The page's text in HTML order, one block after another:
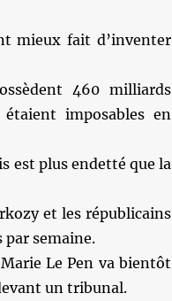
mieux fait d’inventer
460 milliards
imposables en
est plus endetté que la
et les républicains
semaine.
Le Pen va bientôt
un tribunal.